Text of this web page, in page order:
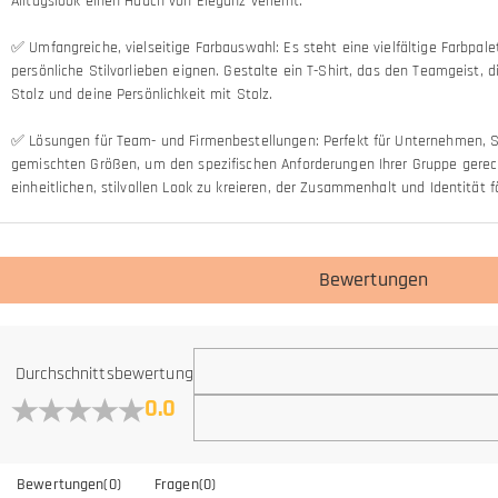
✅ Umfangreiche, vielseitige Farbauswahl: Es steht eine vielfältige
persönliche Stilvorlieben eignen. Gestalte ein T-Shirt, das den
Stolz und deine Persönlichkeit mit Stolz.
✅ Lösungen für Team- und Firmenbestellungen: Perfekt für
gemischten Größen, um den spezifischen Anforderungen Ihrer Gruppe
einheitlichen, stilvollen Look zu kreieren, der Zusammenhalt und Identität
Bewertungen
Durchschnittsbewertung
0.0
Bewertungen(0) Fragen(0)
Allgemein
Wo befindet sich Ihr Unternehmen?
Wir befinden uns in Hongkong.
Momentan noch nicht, um die zusätzlichen Kosten zu eliminieren,